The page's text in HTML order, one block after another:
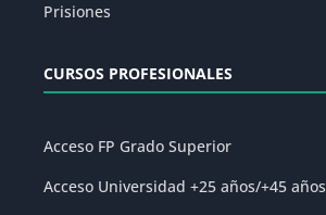
Prisiones
CURSOS PROFESIONALES
Acceso FP Grado Superior
Acceso Universidad +25 años/+45 años